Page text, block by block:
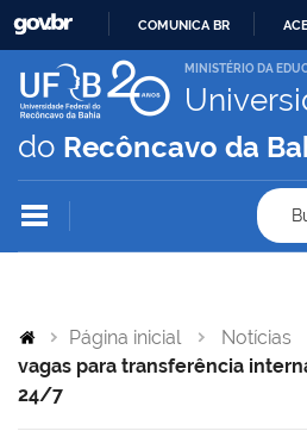
IR
PARA
COMUNICA BR
MINISTÉRIO DA
do Recôncavo da
Página inicial Notícias
vagas para transferência
24/7